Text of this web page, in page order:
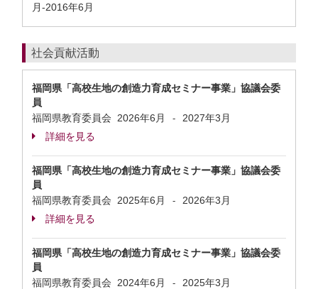
月-2016年6月
社会貢献活動
福岡県「高校生地の創造力育成セミナー事業」協議会委
員
福岡県教育委員会 2026年6月 -
2027年3月
詳細を見る
福岡県「高校生地の創造力育成セミナー事業」協議会委
員
福岡県教育委員会 2025年6月 -
2026年3月
詳細を見る
福岡県「高校生地の創造力育成セミナー事業」協議会委
員
福岡県教育委員会 2024年6月 -
2025年3月